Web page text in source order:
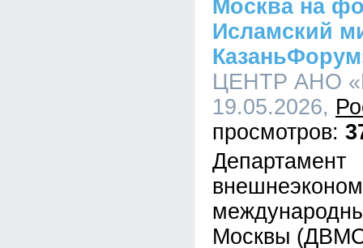
Москва на
Исламский
ЦЕНТР АНО
19.05.2026,
Департамент
Москвы